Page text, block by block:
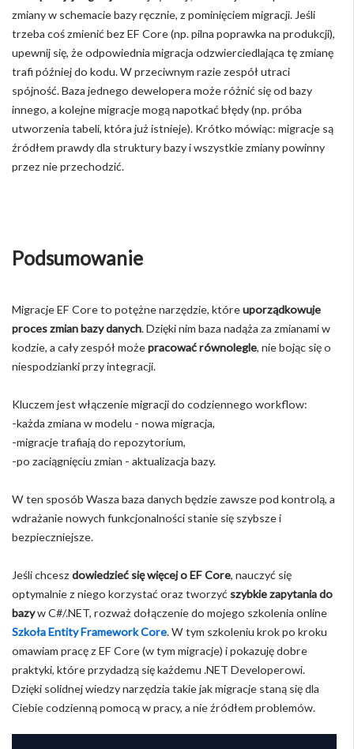
zmiany w schemacie bazy ręcznie, z pominięciem migracji. Jeśli
trzeba coś zmienić bez EF Core (np. pilna poprawka na produkcji),
upewnij się, że odpowiednia migracja odzwierciedlająca tę zmianę
trafi później do kodu. W przeciwnym razie zespół utraci
spójność. Baza jednego dewelopera może różnić się od bazy
innego, a kolejne migracje mogą napotkać błędy (np. próba
utworzenia tabeli, która już istnieje). Krótko mówiąc: migracje są
źródłem prawdy dla struktury bazy i wszystkie zmiany powinny
przez nie przechodzić.
Podsumowanie
Migracje EF Core to potężne narzędzie, któreuporządkowuje
proces zmian bazy danych. Dzięki nim baza nadąża za zmianami w
kodzie, a cały zespół możepracować równolegle, nie bojąc się o
niespodzianki przy integracji.
Kluczem jest włączenie migracji do codziennego workflow:
-każda zmiana w modelu - nowa migracja,
-migracje trafiają do repozytorium,
-po zaciągnięciu zmian - aktualizacja bazy.
W ten sposób Wasza baza danych będzie zawsze pod kontrolą, a
wdrażanie nowych funkcjonalności stanie się szybsze i
bezpieczniejsze.
Jeśli chcesz dowiedzieć się więcej o EF Core, nauczyć się
optymalnie z niego korzystać oraz tworzyć szybkie zapytania do
bazyw C#/.NET, rozważ dołączenie do mojego szkolenia online
Szkoła Entity Framework Core. W tym szkoleniu krok po kroku
omawiam pracę z EF Core (w tym migracje) i pokazuję dobre
praktyki, które przydadzą się każdemu .NET Developerowi.
Dzięki solidnej wiedzy narzędzia takie jak migracje staną się dla
Ciebie codzienną pomocą w pracy, a nie źródłem problemów.